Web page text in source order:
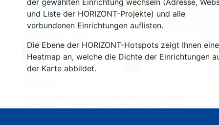
der gewählten Einrichtung wechseln (Adresse,
und Liste der HORIZONT-Projekte) und alle
verbundenen Einrichtungen auflisten.
Die Ebene der HORIZONT-Hotspots zeigt Ihnen eine
Heatmap an, welche die Dichte der Einrichtungen
der Karte abbildet.
160
11
59